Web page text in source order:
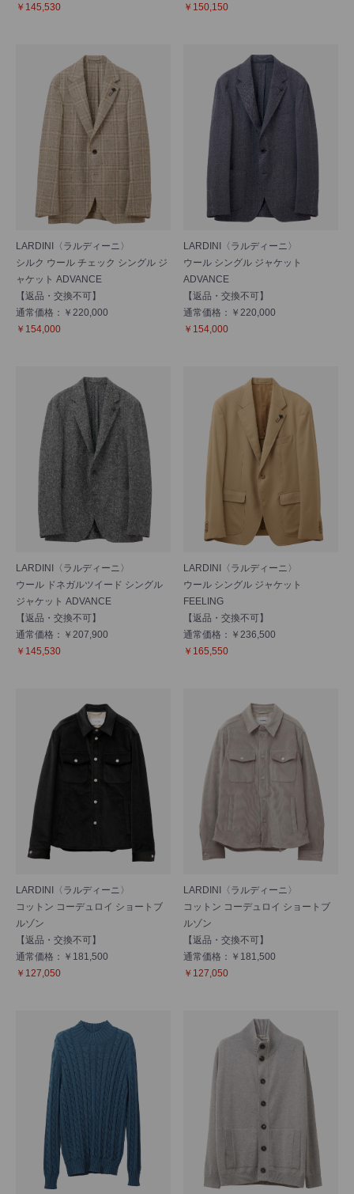
￥145,530 ￥150,150
LARDINI〈ラルディーニ〉
シルク ウール チェック シングル ジ
ャケット ADVANCE
【返品・交換不可】
通常価格：￥220,000
￥154,000
LARDINI〈ラルディーニ〉
ウール シングル ジャケット
ADVANCE
【返品・交換不可】
通常価格：￥220,000
￥154,000
LARDINI〈ラルディーニ〉
ウール ドネガルツイード シングル
ジャケット ADVANCE
【返品・交換不可】
通常価格：￥207,900
￥145,530
LARDINI〈ラルディーニ〉
ウール シングル ジャケット
FEELING
【返品・交換不可】
通常価格：￥236,500
￥165,550
LARDINI〈ラルディーニ〉
コットン コーデュロイ ショートブ
ルゾン
【返品・交換不可】
通常価格：￥181,500
￥127,050
LARDINI〈ラルディーニ〉
コットン コーデュロイ ショートブ
ルゾン
【返品・交換不可】
通常価格：￥181,500
￥127,050